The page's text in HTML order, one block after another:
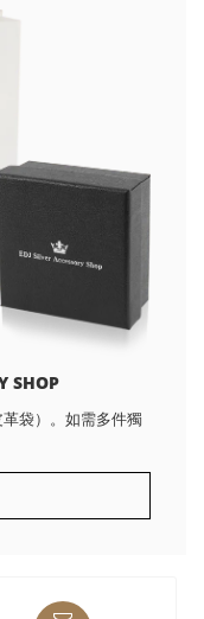
SHOP
袋）。如需多件獨